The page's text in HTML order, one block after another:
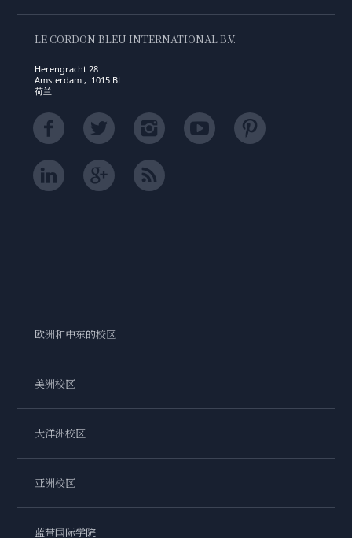
LE CORDON BLEU INTERNATIONAL B.V.
Herengracht 28
Amsterdam , 1015 BL
荷兰
欧洲和中东的校区
美洲校区
大洋洲校区
亚洲校区
蓝带国际学院